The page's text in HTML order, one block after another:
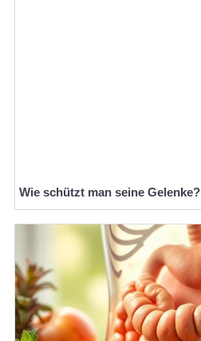
Wie schützt man seine Gelenke?